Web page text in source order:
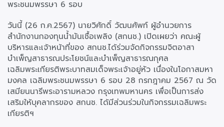
พระชนมพรรษา 6 รอบ
วันนี้ (26 ก.ค.2567) นายวิศักดิ์ วัฒนศัพท์ ผู้อำนวยการ
สำนักงานกองทุนน้ำมันเชื้อเพลิง (สกนช.) เปิดเผยว่า คณะผู้
บริหารและเจ้าหน้าที่ของ สกนช.ได้ร่วมจัดกิจกรรมจิตอาสา
บำเพ็ญสาธารณประโยชน์และบำเพ็ญสาธารณกุศล
เฉลิมพระเกียรติพระบาทสมเด็จพระเจ้าอยู่หัว เนื่องในโอกาสมหา
มงคล เฉลิมพระชนมพรรษา 6 รอบ 28 กรกฎาคม 2567 ณ วัด
เสมียนนารีพระอารามหลวง กรุงเทพมหานคร เพื่อเป็นการส่ง
เสริมให้บุคลากรของ สกนช. ได้มีส่วนร่วมในกิจกรรมเฉลิมพระ
เกียรติฯ